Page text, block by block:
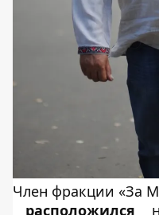
Член фракции «За
расположился